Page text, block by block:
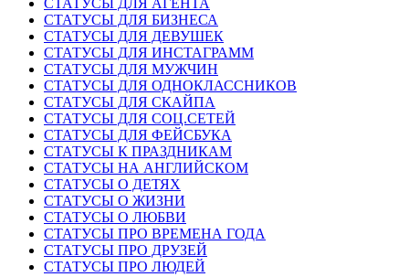
СТАТУСЫ ДЛЯ АГЕНТА
СТАТУСЫ ДЛЯ БИЗНЕСА
СТАТУСЫ ДЛЯ ДЕВУШЕК
СТАТУСЫ ДЛЯ ИНСТАГРАММ
СТАТУСЫ ДЛЯ МУЖЧИН
СТАТУСЫ ДЛЯ ОДНОКЛАССНИКОВ
СТАТУСЫ ДЛЯ СКАЙПА
СТАТУСЫ ДЛЯ СОЦ.СЕТЕЙ
СТАТУСЫ ДЛЯ ФЕЙСБУКА
СТАТУСЫ К ПРАЗДНИКАМ
СТАТУСЫ НА АНГЛИЙСКОМ
СТАТУСЫ О ДЕТЯХ
СТАТУСЫ О ЖИЗНИ
СТАТУСЫ О ЛЮБВИ
СТАТУСЫ ПРО ВРЕМЕНА ГОДА
СТАТУСЫ ПРО ДРУЗЕЙ
СТАТУСЫ ПРО ЛЮДЕЙ